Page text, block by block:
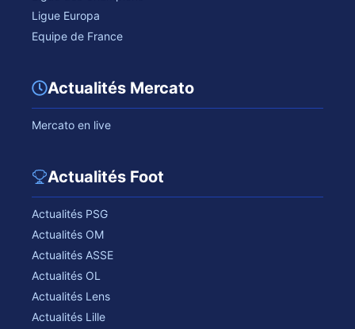
Ligue Europa
Equipe de France
Actualités Mercato
Mercato en live
Actualités Foot
Actualités PSG
Actualités OM
Actualités ASSE
Actualités OL
Actualités Lens
Actualités Lille